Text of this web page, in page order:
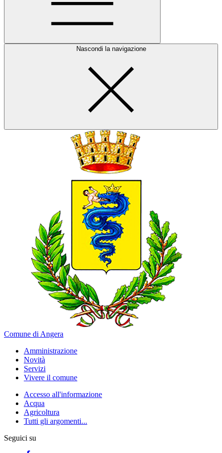
Nascondi la navigazione
Comune di Angera
Amministrazione
Novità
Servizi
Vivere il comune
Accesso all'informazione
Acqua
Agricoltura
Tutti gli argomenti...
Seguici su